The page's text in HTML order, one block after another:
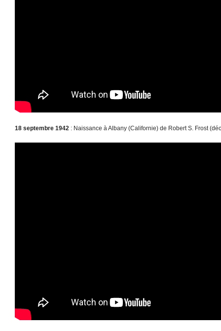
18 septembre 1942 : Naissance à Albany (Californie) de Robert S. Frost